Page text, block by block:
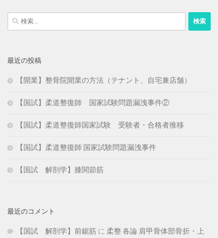
検
索:
最近の投稿
【開業】整骨院開業の方法（テナント、自宅兼店舗）
【国試】柔道整復師 国家試験問題漏洩事件②
【国試】柔道整復師国家試験 受験者・合格者推移
【国試】柔道整復師 国家試験問題漏洩事件
【国試 解剖学】膝関節筋
最近のコメント
【国試 解剖学】前鋸筋 に 柔整 各論 肩甲骨体部骨折・上